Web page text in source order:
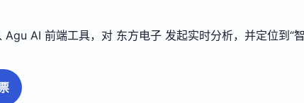
AI 前端工具，对 东方电子 发起实时分析，并定位到“智